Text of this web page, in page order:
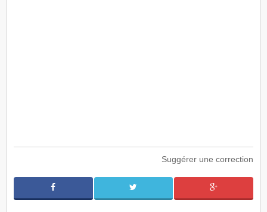
Suggérer une correction